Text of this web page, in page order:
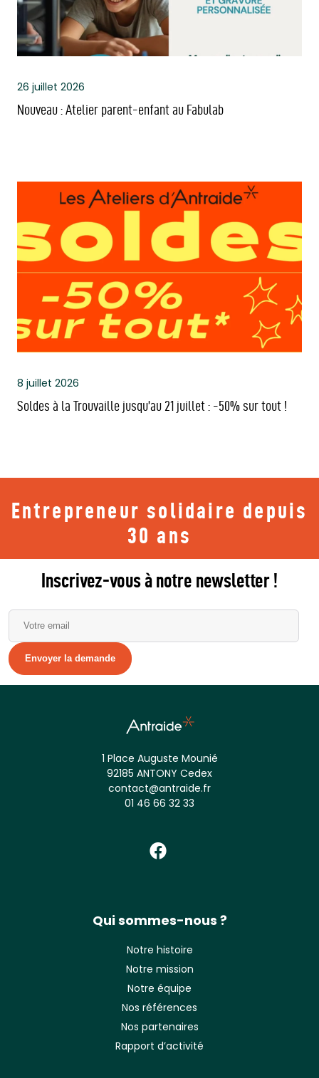
26 juillet 2026
Nouveau : Atelier parent-enfant au Fabulab
8 juillet 2026
Soldes à la Trouvaille jusqu’au 21 juillet : -50% sur tout !
Entrepreneur solidaire depuis
30 ans
Inscrivez-vous à notre newsletter !
Alternative:
1 Place Auguste Mounié
92185 ANTONY Cedex
contact@antraide.fr
01 46 66 32 33
Qui sommes-nous ?
Notre histoire
Notre mission
Notre équipe
Nos références
Nos partenaires
Rapport d’activité